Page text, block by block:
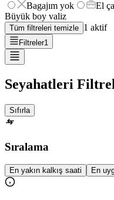
Bagajım yok El
Büyük boy valiz
Tüm filtreleri temizle 1 aktif
Filtreler1
Seyahatleri
Sıfırla
Sıralama
En yakın kalkış saati En